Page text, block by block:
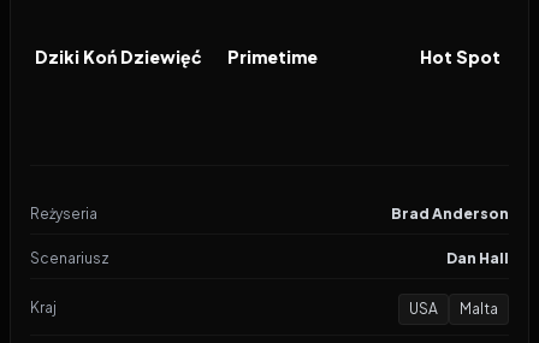
FILM
Dziki Koń Dziewięć FILM
Primetime FILM
Hot Spot
Reżyseria Brad Anderson
Scenariusz Dan Hall
Kraj USA Malta